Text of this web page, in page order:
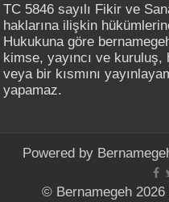
TC 5846 sayılı Fikir ve
haklarına ilişkin
Hukukuna göre
kimse, yayıncı ve kuruluş,
veya bir kısmını
yapamaz.
Powered by
© Bernamegeh